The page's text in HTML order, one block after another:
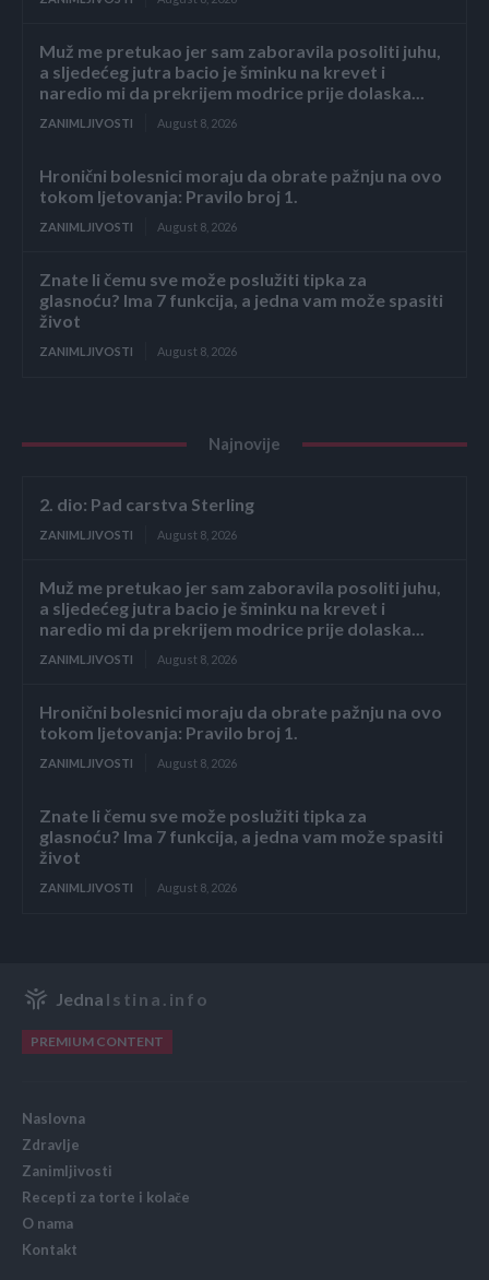
Muž me pretukao jer sam zaboravila posoliti juhu,
a sljedećeg jutra bacio je šminku na krevet i
naredio mi da prekrijem modrice prije dolaska...
ZANIMLJIVOSTI August 8, 2026
Hronični bolesnici moraju da obrate pažnju na ovo
tokom ljetovanja: Pravilo broj 1.
ZANIMLJIVOSTI August 8, 2026
Znate li čemu sve može poslužiti tipka za
glasnoću? Ima 7 funkcija, a jedna vam može spasiti
život
ZANIMLJIVOSTI August 8, 2026
Najnovije
2. dio: Pad carstva Sterling
ZANIMLJIVOSTI August 8, 2026
Muž me pretukao jer sam zaboravila posoliti juhu,
a sljedećeg jutra bacio je šminku na krevet i
naredio mi da prekrijem modrice prije dolaska...
ZANIMLJIVOSTI August 8, 2026
Hronični bolesnici moraju da obrate pažnju na ovo
tokom ljetovanja: Pravilo broj 1.
ZANIMLJIVOSTI August 8, 2026
Znate li čemu sve može poslužiti tipka za
glasnoću? Ima 7 funkcija, a jedna vam može spasiti
život
ZANIMLJIVOSTI August 8, 2026
Jedna Istina.info
PREMIUM CONTENT
Naslovna
Zdravlje
Zanimljivosti
Recepti za torte i kolače
O nama
Kontakt